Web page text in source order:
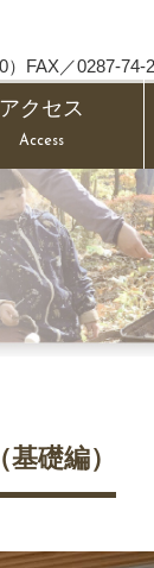
）FAX／0287-74-
アクセス
Access
礎編）